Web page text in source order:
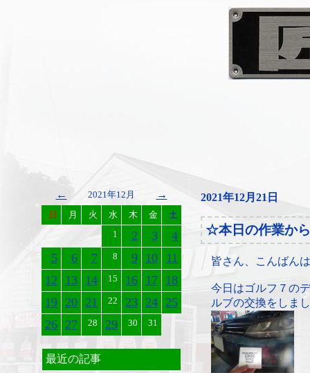
← 2021年12月 →
日 月 火 水 木 金
土
1
2 3
4
5
6 7 8 9 10
11
12
13 14 15 16 17 18
19 20 21 22 23 24 25
26 27 28 29 30 31
最近の記事
2021年12月21日
☆本日の作業か
皆さん、こんばん
今日はゴルフ７の
ルブの交換をしま